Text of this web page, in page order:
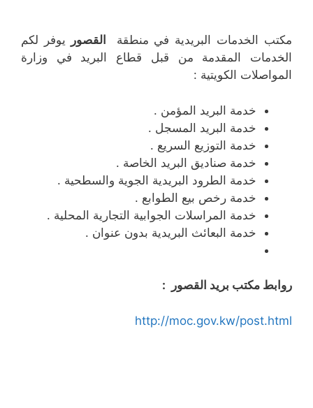
مكتب الخدمات البريدية في منطقة القصور يوفر لكم
الخدمات المقدمة من قبل قطاع البريد في وزارة
المواصلات الكويتية :
خدمة البريد المؤمن .
خدمة البريد المسجل .
خدمة التوزيع السريع .
خدمة صناديق البريد الخاصة .
خدمة الطرود البريدية الجوية والسطحية .
خدمة رخص بيع الطوابع .
خدمة المراسلات الجوابية التجارية المحلية .
خدمة البعائث البريدية بدون عنوان .
روابط مكتب بريد القصور :
http://moc.gov.kw/post.html